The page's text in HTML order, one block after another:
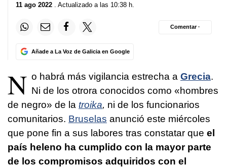
11 ago 2022 . Actualizado a las 10:38 h.
Añade a La Voz de Galicia en Google
Comentar ·
N o habrá más vigilancia estrecha a Grecia.
Ni de los otrora conocidos como «hombres
de negro» de la troika, ni de los funcionarios
comunitarios. Bruselas anunció este miércoles
que pone fin a sus labores tras constatar que el
país heleno ha cumplido con la mayor parte
de los compromisos adquiridos con el